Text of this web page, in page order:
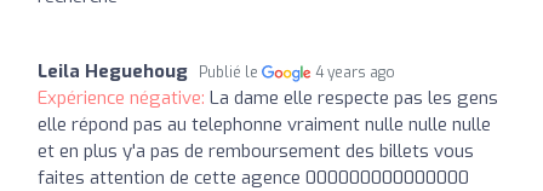
Leila Heguehoug Publié le 4 years ago
Expérience négative: La dame elle respecte pas les gens
elle répond pas au telephonne vraiment nulle nulle nulle
et en plus y'a pas de remboursement des billets vous
faites attention de cette agence 000000000000000